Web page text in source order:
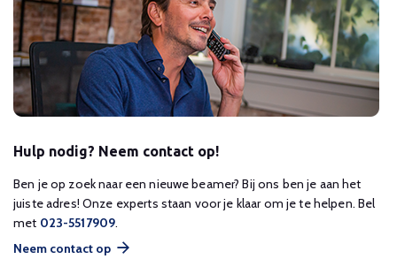
Hulp nodig? Neem contact op!
Ben je op zoek naar een nieuwe beamer? Bij ons ben je aan het
juiste adres! Onze experts staan voor je klaar om je te helpen. Bel
met 023-5517909.
Neem contact op